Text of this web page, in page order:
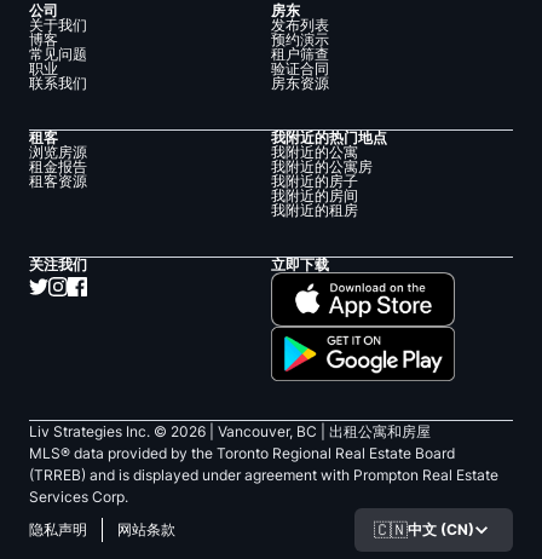
公司
关于我们
博客
常见问题
职业
联系我们
房东
发布列表
预约演示
租户筛查
验证合同
房东资源
租客
浏览房源
租金报告
租客资源
我附近的热门地点
我附近的公寓
我附近的公寓房
我附近的房子
我附近的房间
我附近的租房
关注我们 立即下载
Liv Strategies Inc. © 2026 | Vancouver, BC |
出租公寓和房屋
MLS® data provided by the Toronto Regional Real Estate Board
(TRREB) and is displayed under agreement with Prompton Real Estate
Services Corp.
隐私声明
网站条款 🇨🇳中文 (CN)